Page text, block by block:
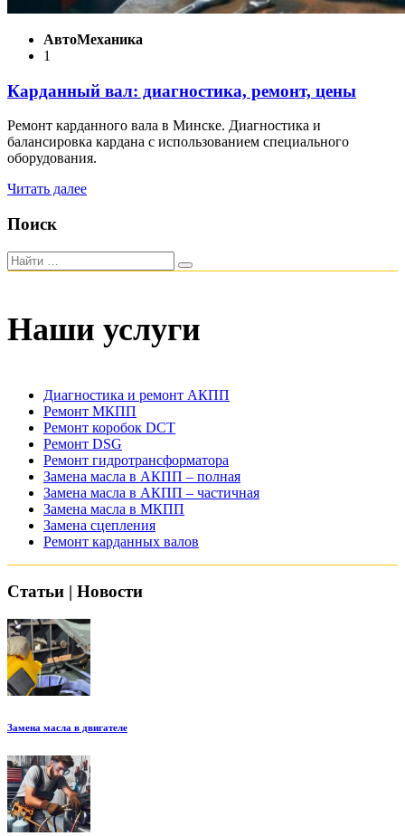
АвтоMеханика
1
Карданный вал: диагностика, ремонт, цены
Ремонт карданного вала в Минске. Диагностика и
балансировка кардана с использованием специального
оборудования.
Читать далее
Поиск
Наши услуги
Диагностика и ремонт АКПП
Ремонт МКПП
Ремонт коробок DCT
Ремонт DSG
Ремонт гидротрансформатора
Замена масла в АКПП – полная
Замена масла в АКПП – частичная
Замена масла в МКПП
Замена сцепления
Ремонт карданных валов
Статьи | Новости
Замена масла в двигателе